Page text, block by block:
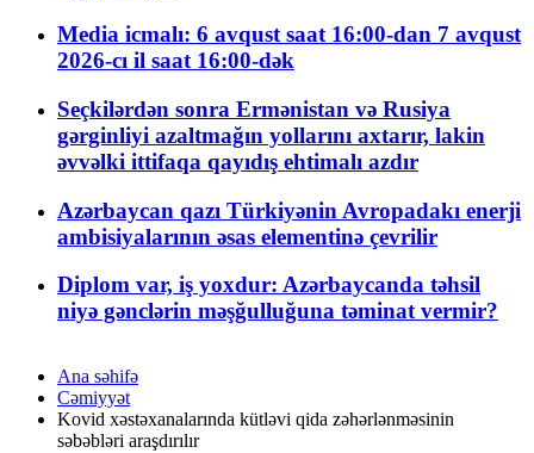
Media icmalı: 6 avqust saat 16:00-dan 7 avqust
2026-cı il saat 16:00-dək
Seçkilərdən sonra Ermənistan və Rusiya
gərginliyi azaltmağın yollarını axtarır, lakin
əvvəlki ittifaqa qayıdış ehtimalı azdır
Azərbaycan qazı Türkiyənin Avropadakı enerji
ambisiyalarının əsas elementinə çevrilir
Diplom var, iş yoxdur: Azərbaycanda təhsil
niyə gənclərin məşğulluğuna təminat vermir?
Ana səhifə
Cəmiyyət
Kovid xəstəxanalarında kütləvi qida zəhərlənməsinin
səbəbləri araşdırılır